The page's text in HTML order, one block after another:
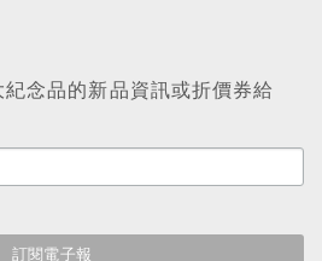
念品的新品資訊或折價券給